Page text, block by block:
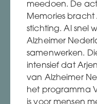
meedoen. De
Memories bracht
stichting. Al snel
Alzheimer
samenwerken.
intensief dat
van Alzheimer
het programma